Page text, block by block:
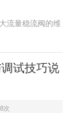
流量稳流阀的维
试技巧说
次